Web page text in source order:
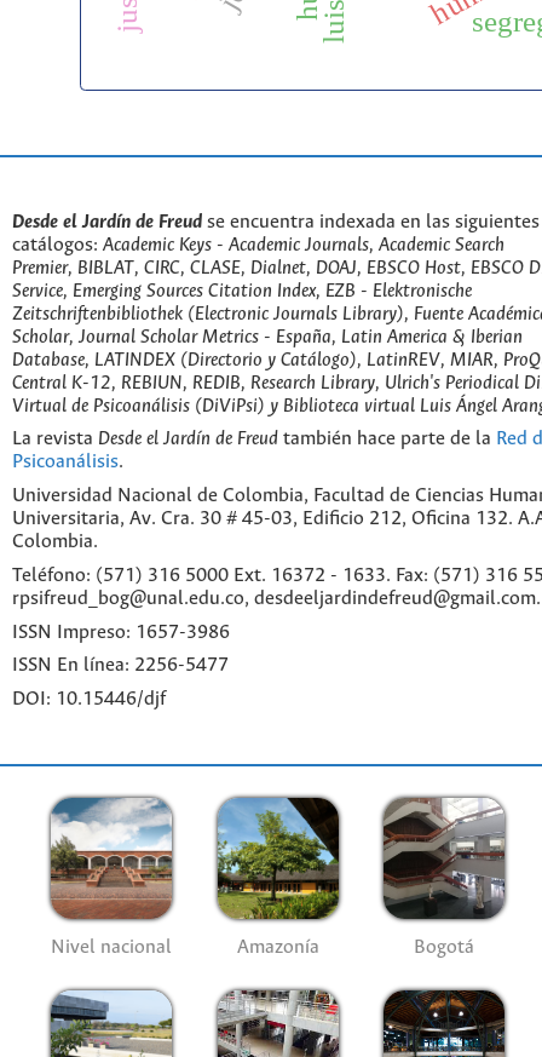
Desde el Jardín de Freud se encuentra indexada en las
catálogos: Academic Keys - Academic Journals, Academic Search
Premier, BIBLAT, CIRC, CLASE, Dialnet, DOAJ, EBSCO Host, EBSCO
Service, Emerging Sources Citation Index, EZB - Elektronische
Zeitschriftenbibliothek (Electronic Journals Library), Fuente
Scholar, Journal Scholar Metrics - España, Latin America & Iberian
Database, LATINDEX (Directorio y Catálogo), LatinREV, MIAR,
Central K-12, REBIUN, REDIB, Research Library, Ulrich's Periodical
Virtual de Psicoanálisis (DiViPsi) y Biblioteca virtual Luis Ángel
La revista Desde el Jardín de Freud también hace parte de la Red
Psicoanálisis.
Universidad Nacional de Colombia, Facultad de Ciencias
Universitaria, Av. Cra. 30 # 45-03, Edificio 212, Oficina 132.
Colombia.
Teléfono: (571) 316 5000 Ext. 16372 - 1633. Fax: (571) 316
rpsifreud_bog@unal.edu.co, desdeeljardindefreud@gmail.com.
ISSN Impreso: 1657-3986
ISSN En línea: 2256-5477
DOI: 10.15446/djf
Nivel nacional Amazonía Bogotá